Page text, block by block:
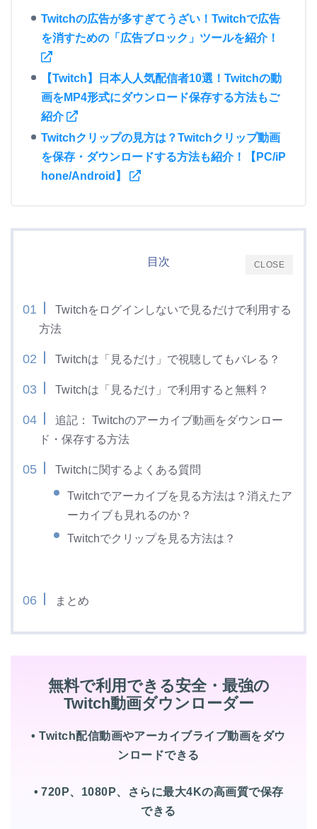
Twitchの広告が多すぎてうざい！Twitchで広告
を消すための「広告ブロック」ツールを紹介！
【Twitch】日本人人気配信者10選！Twitchの動
画をMP4形式にダウンロード保存する方法もご
紹介
Twitchクリップの見方は？Twitchクリップ動画
を保存・ダウンロードする方法も紹介！【PC/iP
hone/Android】
目次 CLOSE
Twitchをログインしないで見るだけで利用する
方法
Twitchは「見るだけ」で視聴してもバレる？
Twitchは「見るだけ」で利用すると無料？
追記： Twitchのアーカイブ動画をダウンロー
ド・保存する方法
Twitchに関するよくある質問
Twitchでアーカイブを見る方法は？消えたア
ーカイブも見れるのか？
Twitchでクリップを見る方法は？
まとめ
無料で利用できる安全・最強の
Twitch動画ダウンローダー
• Twitch配信動画やアーカイブライブ動画をダウ
ンロードできる
• 720P、1080P、さらに最大4Kの高画質で保存
できる